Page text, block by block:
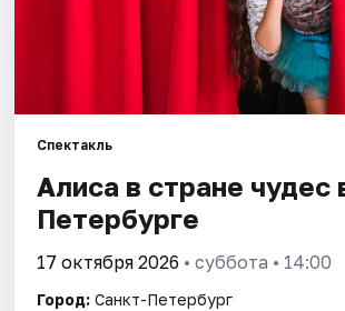
Площадки
Артисты
Спектакль
Алиса в стране чудес
Петербурге
17 октября 2026 • суббота • 14:00
Город: Санкт-Петербург